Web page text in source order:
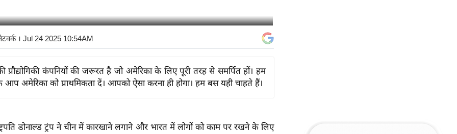
। Jul 24 2025 10:54AM
प्रौद्योगिकी कंपनियों की जरूरत है जो अमेरिका के लिए पूरी तरह से समर्पित हों। हम
आप अमेरिका को प्राथमिकता दें। आपको ऐसा करना ही होगा। हम बस यही चाहते हैं।
डोनाल्ड ट्रंप ने चीन में कारखाने लगाने और भारत में लोगों को काम पर रखने के लिए